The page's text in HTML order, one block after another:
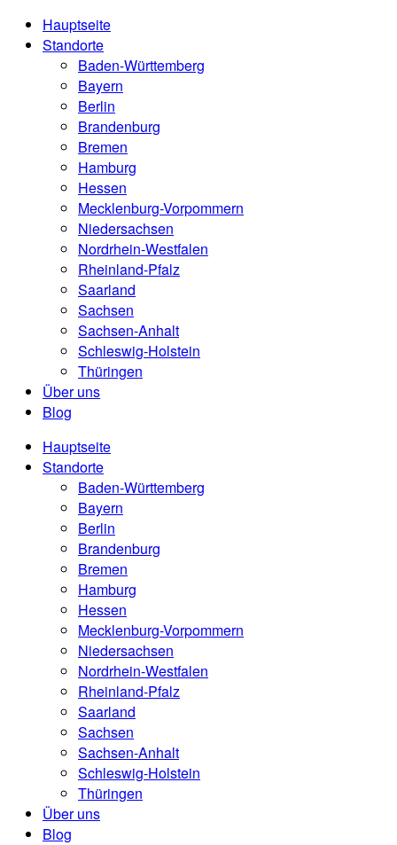
Hauptseite
Standorte
Baden-Württemberg
Bayern
Berlin
Brandenburg
Bremen
Hamburg
Hessen
Mecklenburg-Vorpommern
Niedersachsen
Nordrhein-Westfalen
Rheinland-Pfalz
Saarland
Sachsen
Sachsen-Anhalt
Schleswig-Holstein
Thüringen
Über uns
Blog
Hauptseite
Standorte
Baden-Württemberg
Bayern
Berlin
Brandenburg
Bremen
Hamburg
Hessen
Mecklenburg-Vorpommern
Niedersachsen
Nordrhein-Westfalen
Rheinland-Pfalz
Saarland
Sachsen
Sachsen-Anhalt
Schleswig-Holstein
Thüringen
Über uns
Blog